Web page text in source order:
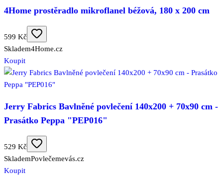
4Home prostěradlo mikroflanel béžová, 180 x 200 cm
599 Kč
Skladem4Home.cz
Koupit
Jerry Fabrics Bavlněné povlečení 140x200 + 70x90 cm -
Prasátko Peppa "PEP016"
529 Kč
SklademPovlečemevás.cz
Koupit